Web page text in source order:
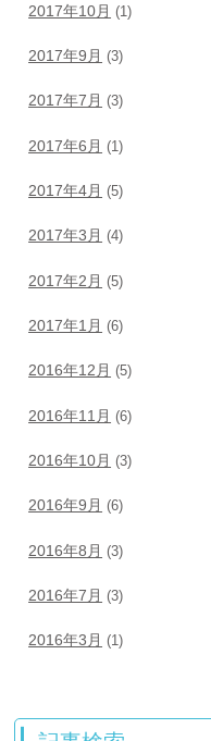
2017年10月 (1)
2017年9月 (3)
2017年7月 (3)
2017年6月 (1)
2017年4月 (5)
2017年3月 (4)
2017年2月 (5)
2017年1月 (6)
2016年12月 (5)
2016年11月 (6)
2016年10月 (3)
2016年9月 (6)
2016年8月 (3)
2016年7月 (3)
2016年3月 (1)